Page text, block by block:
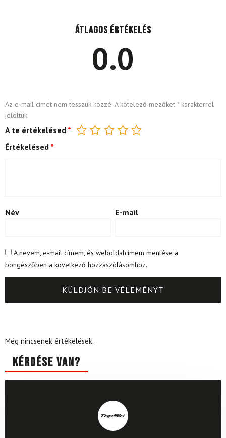
Átlagos értékelés
0.0
Az e-mail címet nem tesszük közzé. A kötelező mezőket *karakterrel
jelöltük
A te értékelésed *
Értékelésed *
Név E-mail
A nevem, e-mail címem, és weboldalcímem mentése a
böngészőben a következő hozzászólásomhoz.
Még nincsenek értékelések.
Kérdése van?